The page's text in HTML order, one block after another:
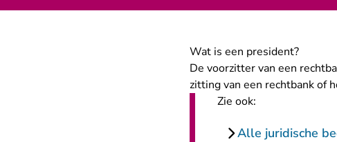
Wat is een president?
De voorzitter van een
zitting van een rechtbank of
Zie ook:
Alle juridische